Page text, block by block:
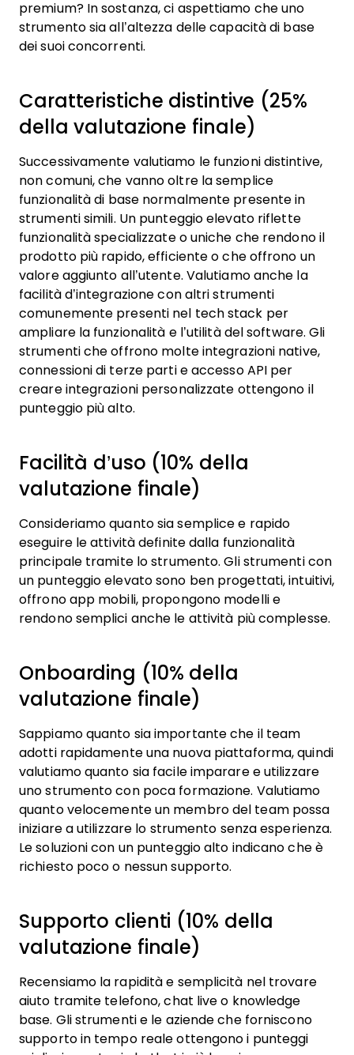
premium? In sostanza, ci aspettiamo che uno
strumento sia all’altezza delle capacità di base
dei suoi concorrenti.
Caratteristiche distintive (25%
della valutazione finale)
Successivamente valutiamo le funzioni distintive,
non comuni, che vanno oltre la semplice
funzionalità di base normalmente presente in
strumenti simili. Un punteggio elevato riflette
funzionalità specializzate o uniche che rendono il
prodotto più rapido, efficiente o che offrono un
valore aggiunto all’utente. Valutiamo anche la
facilità d’integrazione con altri strumenti
comunemente presenti nel tech stack per
ampliare la funzionalità e l’utilità del software. Gli
strumenti che offrono molte integrazioni native,
connessioni di terze parti e accesso API per
creare integrazioni personalizzate ottengono il
punteggio più alto.
Facilità d’uso (10% della
valutazione finale)
Consideriamo quanto sia semplice e rapido
eseguire le attività definite dalla funzionalità
principale tramite lo strumento. Gli strumenti con
un punteggio elevato sono ben progettati, intuitivi,
offrono app mobili, propongono modelli e
rendono semplici anche le attività più complesse.
Onboarding (10% della
valutazione finale)
Sappiamo quanto sia importante che il team
adotti rapidamente una nuova piattaforma, quindi
valutiamo quanto sia facile imparare e utilizzare
uno strumento con poca formazione. Valutiamo
quanto velocemente un membro del team possa
iniziare a utilizzare lo strumento senza esperienza.
Le soluzioni con un punteggio alto indicano che è
richiesto poco o nessun supporto.
Supporto clienti (10% della
valutazione finale)
Recensiamo la rapidità e semplicità nel trovare
aiuto tramite telefono, chat live o knowledge
base. Gli strumenti e le aziende che forniscono
supporto in tempo reale ottengono i punteggi